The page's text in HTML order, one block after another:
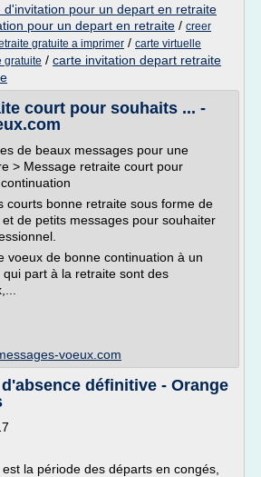
d'invitation pour un depart en retraite
pour un depart en retraite / creer
gratuite a imprimer / carte virtuelle
gratuite / carte invitation depart retraite
court pour souhaits ... -
de beaux messages pour une
> Message retraite court pour
courts bonne retraite sous forme de
de petits messages pour souhaiter
voeux de bonne continuation à un
part à la retraite sont des
voeux.com
définitive - Orange
la période des départs en congés,